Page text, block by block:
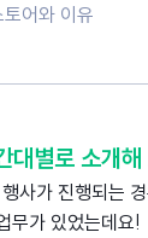
어와 이유
대별로 소개해
사가 진행되는
무가 있었는데요!